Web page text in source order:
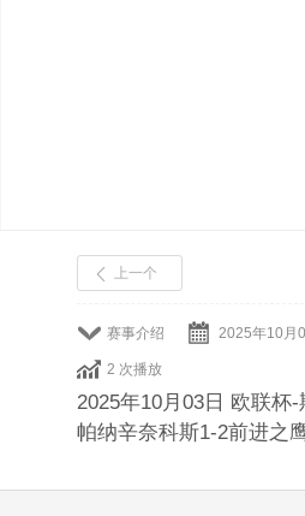
赛事介绍 2025年10月
2 次播放
上一个
2025年10月03日 欧联杯
帕纳辛奈科斯1-2前进之